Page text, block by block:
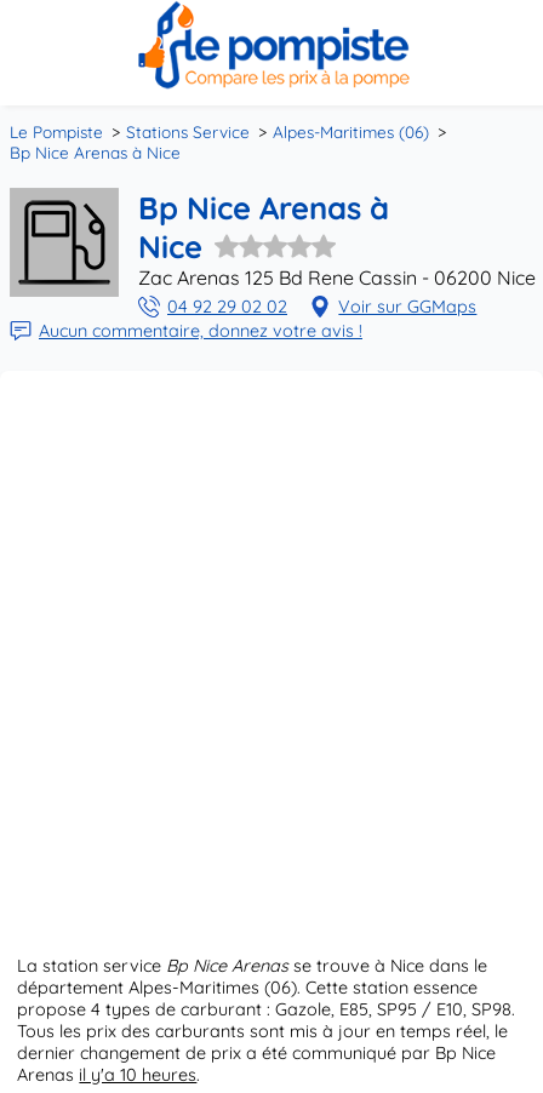
Le Pompiste Stations Service
Alpes-Maritimes (06)
Bp Nice Arenas à Nice
Bp Nice Arenas à
Nice
Zac Arenas 125 Bd Rene Cassin - 06200 Nice
04 92 29 02 02
Voir sur GGMaps
Aucun commentaire, donnez votre avis !
La station service Bp Nice Arenasse trouve à Nice dans le
département Alpes-Maritimes (06). Cette station essence
propose 4 types de carburant : Gazole, E85, SP95 / E10, SP98.
Tous les prix des carburants sont mis à jour en temps réel, le
dernier changement de prix a été communiqué par Bp Nice
Arenas il y'a 10 heures.